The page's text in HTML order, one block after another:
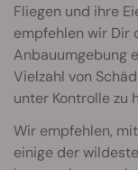
Fliegen und ihre
empfehlen wir Dir
Anbauumgebung
Vielzahl von
unter Kontrolle zu
Wir empfehlen,
einige der